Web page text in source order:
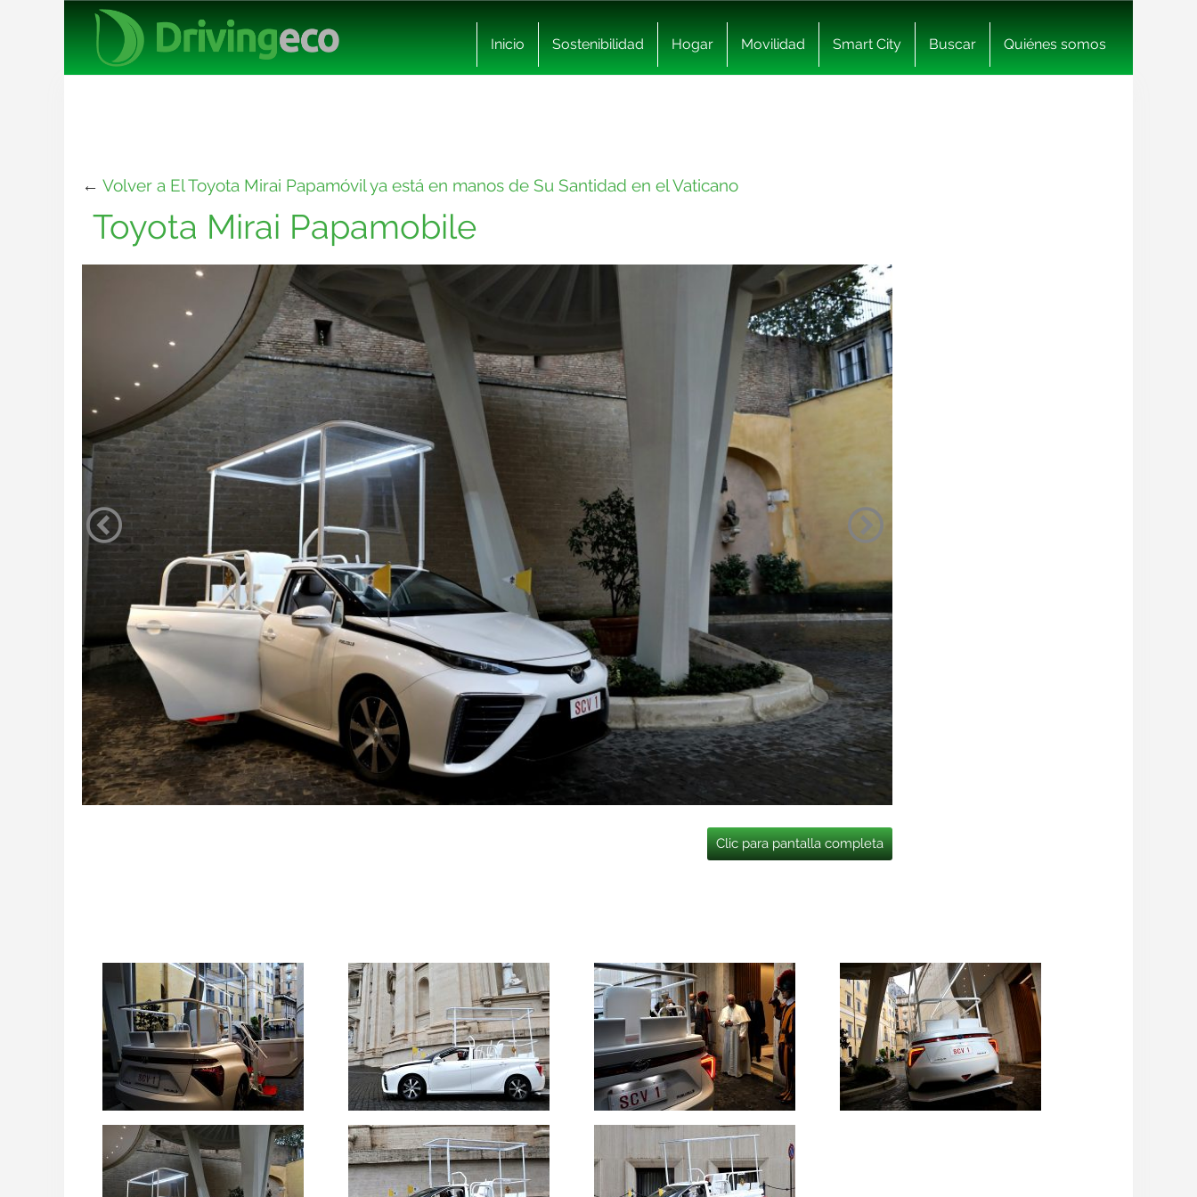
Inicio Sostenibilidad Hogar Movilidad Smart City Buscar Quiénes somos
← Volver a El Toyota Mirai Papamóvil ya está en manos de Su Santidad en el Vaticano
Toyota Mirai Papamobile
Clic para pantalla completa